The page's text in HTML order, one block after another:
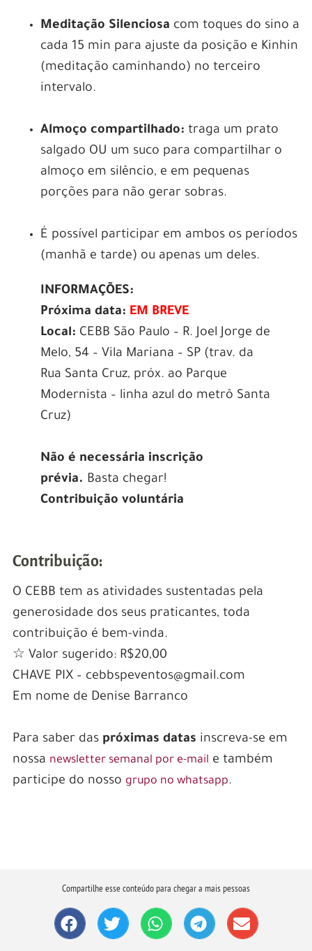
Meditação Silenciosa com toques do sino a
cada 15 min para ajuste da posição e Kinhin
(meditação caminhando) no terceiro
intervalo.
Almoço compartilhado: traga um prato
salgado OU um suco para compartilhar o
almoço em silêncio, e em pequenas
porções para não gerar sobras.
É possível participar em ambos os períodos
(manhã e tarde) ou apenas um deles.
INFORMAÇÕES:
Próxima data: EM BREVE
Local: CEBB São Paulo – R. Joel Jorge de
Melo, 54 – Vila Mariana – SP (trav. da
Rua Santa Cruz, próx. ao Parque
Modernista – linha azul do metrô Santa
Cruz)
Não é necessária inscrição
prévia. Basta chegar!
Contribuição voluntária
Contribuição:
O CEBB tem as atividades sustentadas pela
generosidade dos seus praticantes, toda
contribuição é bem-vinda.
☆ Valor sugerido: R$20,00
CHAVE PIX – cebbspeventos@gmail.com
Em nome de Denise Barranco
Para saber das próximas datas inscreva-se em
nossa newsletter semanal por e-mail e também
participe do nosso grupo no whatsapp.
Compartilhe esse conteúdo para chegar a mais pessoas